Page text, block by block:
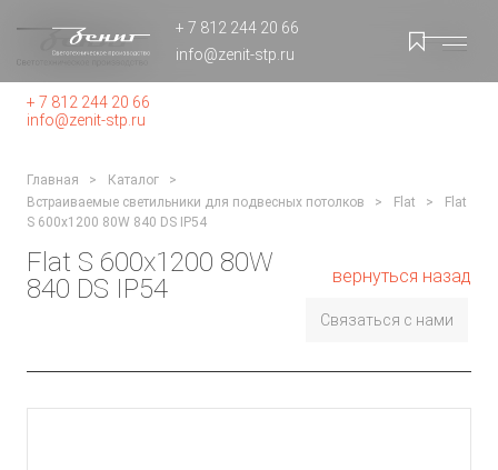
+ 7 812 244 20 66
info@zenit-stp.ru
+ 7 812 244 20 66
info@zenit-stp.ru
Главная
Каталог
Встраиваемые светильники для подвесных потолков
Flat
Flat
S 600x1200 80W 840 DS IP54
Flat S 600x1200 80W
840 DS IP54
Связаться с нами
вернуться назад